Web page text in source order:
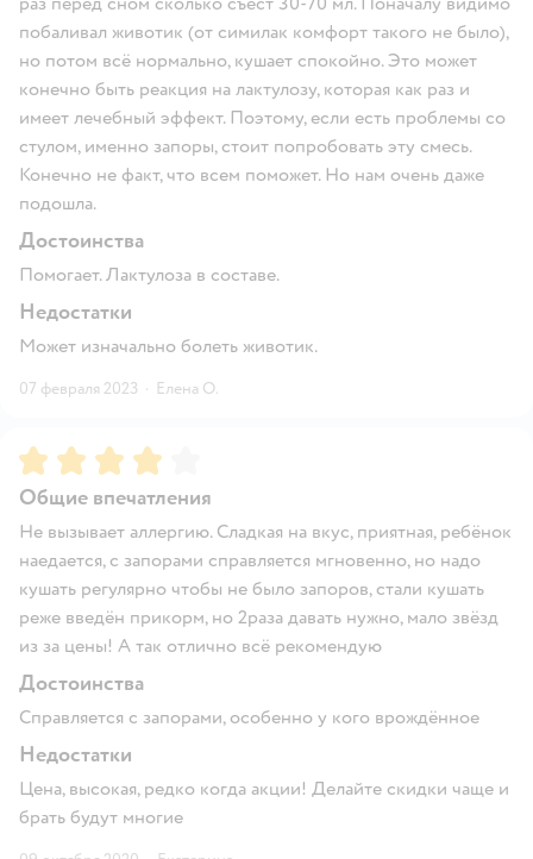
побаливал животик (от симилак комфорт такого не было),
но потом всë нормально, кушает спокойно. Это может
конечно быть реакция на лактулозу, которая как раз и
имеет лечебный эффект. Поэтому, если есть проблемы со
стулом, именно запоры, стоит попробовать эту смесь.
Конечно не факт, что всем поможет. Но нам очень даже
подошла.
Достоинства
Помогает. Лактулоза в составе.
Недостатки
Может изначально болеть животик.
07 февраля 2023 · Елена О.
Рейтинг:4
Общие впечатления
Не вызывает аллергию. Сладкая на вкус, приятная, ребёнок
наедается, с запорами справляется мгновенно, но надо
кушать регулярно чтобы не было запоров, стали кушать
реже введён прикорм, но 2раза давать нужно, мало звёзд
из за цены! А так отлично всё рекомендую
Достоинства
Справляется с запорами, особенно у кого врождённое
Недостатки
Цена, высокая, редко когда акции! Делайте скидки чаще и
брать будут многие